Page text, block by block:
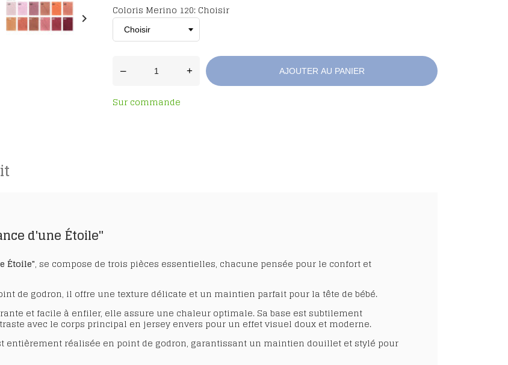
keyboard_arrow_right
Coloris Merino 120: Choisir
– + AJOUTER AU PANIER
Sur commande
d'une Étoile"
Étoile", se compose de trois pièces essentielles, chacune pensée pour le confort et
de godron, il offre une texture délicate et un maintien parfait pour la tête de bébé.
et facile à enfiler, elle assure une chaleur optimale. Sa base est subtilement
avec le corps principal en jersey envers pour un effet visuel doux et moderne.
entièrement réalisée en point de godron, garantissant un maintien douillet et stylé pour